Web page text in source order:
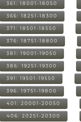
361: 18001-18050
366: 18251-18300
371: 18501-18550
376: 18751-18800
381: 19001-19050
386: 19251-19300
391: 19501-19550
396: 19751-19800
401: 20001-20050
406: 20251-20300